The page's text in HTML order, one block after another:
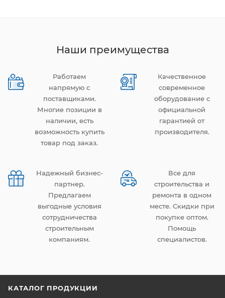
Наши преимущества
Работаем
напрямую с
поставщиками.
Многие позиции в
наличии, есть
возможность купить
товар под заказ.
Качественное
современное
оборудование с
официальной
гарантией от
производителя.
Надежный бизнес-
партнер.
Предлагаем
выгодные условия
сотрудничества
строительным
компаниям.
Все для
строительства и
ремонта в одном
месте. Скидки при
покупке оптом.
Помощь
специалистов.
КАТАЛОГ ПРОДУКЦИИ